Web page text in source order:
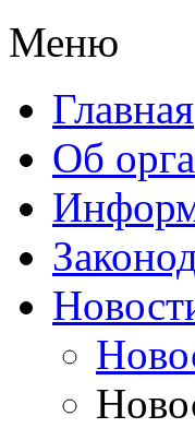
Меню
Главная
Об